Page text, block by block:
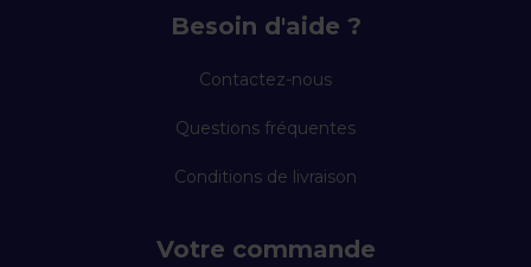
Besoin d'aide ?
Contactez-nous
Questions fréquentes
Conditions de livraison
Votre commande